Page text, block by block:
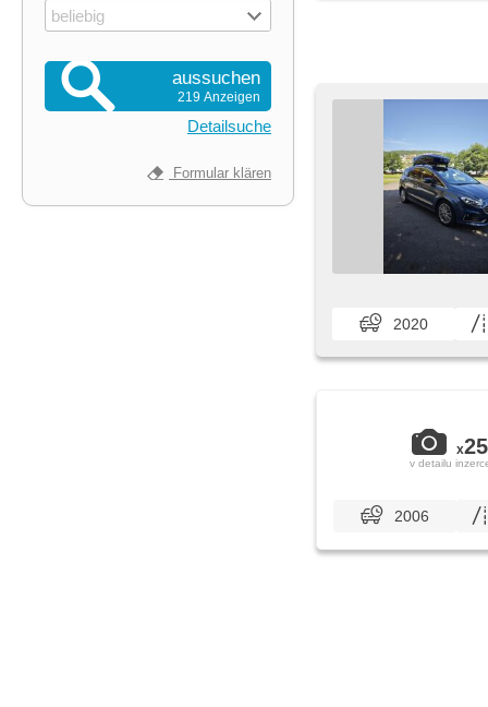
beliebig
aussuchen
219 Anzeigen
Detailsuche
Formular klären
2020
x25
v detailu
2006